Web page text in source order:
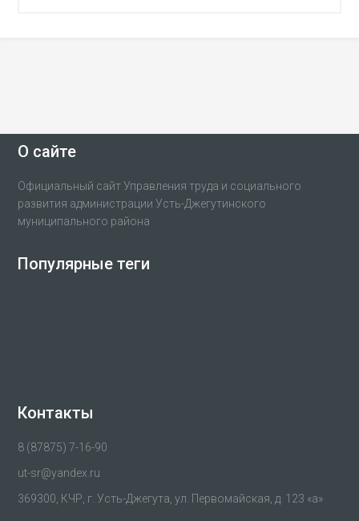
О сайте
Официальный сайт Управления труда и социального
развития администрации Усть-Джегутинского
муниципального района
Популярные теги
Контакты
8 (87875) 7-16-90
ut-sr@yandex.ru
369300, КЧР, г. Усть-Джегута, ул. Первомайская, д. 123 «а»